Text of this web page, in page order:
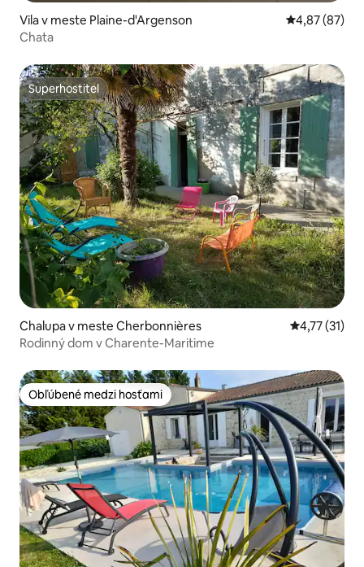
Vila v meste Plaine-d'Argenson Priemerné
4,87 (87)
Chata
Superhostiteľ
Superhostiteľ
Chalupa v meste Cherbonnières Priemerné
4,77 (31)
Rodinný dom v Charente-Maritime
Obľúbené medzi hosťami
Obľúbené medzi hosťami